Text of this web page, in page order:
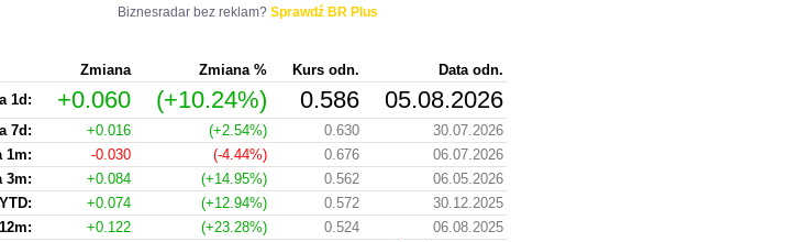
Biznesradar bez reklam? Sprawdź BR Plus
Zmiana Zmiana % Kurs odn.
Data odn.
1d:
+0.060 (+10.24%) 0.586 05.08.2026
7d: +0.016 (+2.54%) 0.630
30.07.2026
1m:
-0.030 (-4.44%) 0.676
06.07.2026
3m:
+0.084 (+14.95%) 0.562
06.05.2026
+0.074 (+12.94%) 0.572
30.12.2025
+0.122 (+23.28%) 0.524 06.08.2025